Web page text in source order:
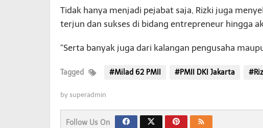
Tidak hanya menjadi pejabat saja, Rizki juga
terjun dan sukses di bidang entrepreneur hingga
“Serta banyak juga dari kalangan pengusaha
Tagged #Milad 62 PMII #PMII DKI Jakarta
by superadmin
Follow Us On